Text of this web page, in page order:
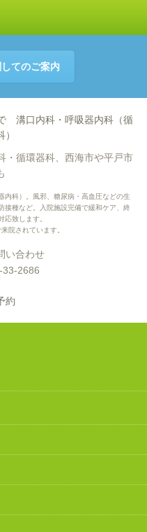
てのご案内
内科）。風邪、糖尿病・高血圧などの生
接種など。入院施設完備で緩和ケア、終
応致します。
院されています。
い合わせ